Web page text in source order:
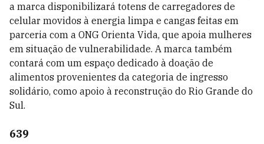
a marca disponibilizará totens de carregadores de
celular movidos à energia limpa e cangas feitas em
parceria com a ONG Orienta Vida, que apoia mulheres
em situação de vulnerabilidade. A marca também
contará com um espaço dedicado à doação de
alimentos provenientes da categoria de ingresso
solidário, como apoio à reconstrução do Rio Grande do
Sul.
639